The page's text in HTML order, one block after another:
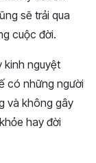
sẽ trải qua
cuộc đời.
kinh nguyệt
có những người
và không gây
hay đời